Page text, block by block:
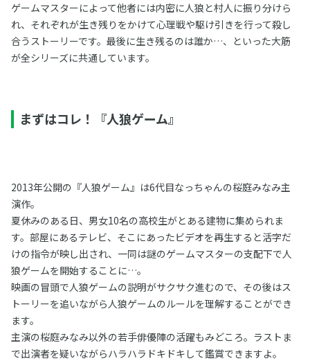
ゲームマスターによって他者には内密に人狼と村人に振り分けら
れ、それぞれが生き残りをかけて心理戦や駆け引きを行って殺し
合うストーリーです。最後に生き残るのは誰か…、といった大筋
が全シリーズに共通しています。
まずはコレ！『人狼ゲーム』
2013年公開の『人狼ゲーム』は6代目なっちゃんの桜庭みなみ主
演作。
夏休みのある日、男女10名の高校生がとある建物に集められま
す。部屋にあるテレビ、そこにあったビデオを再生すると活字だ
けの指令が映し出され、一同は謎のゲームマスターの支配下で人
狼ゲームを開始することに…。
映画の冒頭で人狼ゲームの説明がサクサク進むので、その後はス
トーリーを追いながら人狼ゲームのルールを理解することができ
ます。
主演の桜庭みなみ以外の若手俳優陣の活躍もみどころ。ラストま
で出演者を疑いながらハラハラドキドキして鑑賞できますよ。